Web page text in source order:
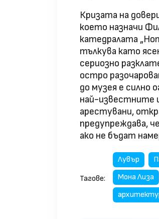
Кризата на
което назначи
катедралата
тълкува като
сериозно
остро
до музея е силно
най-известните
арестувани,
предупреждава,
ако не бъдат
Тагове:
Лувър
Мона Лиза